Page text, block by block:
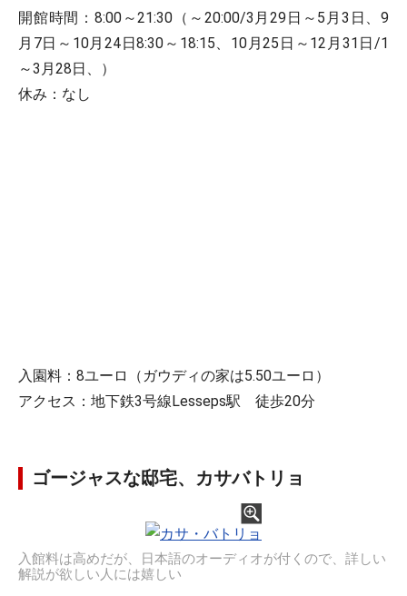
開館時間：8:00～21:30（～20:00/3月29日～5月3日、9
月7日～10月24日8:30～18:15、10月25日～12月31日/1
～3月28日、）
休み：なし
入園料：8ユーロ（ガウディの家は5.50ユーロ）
アクセス：地下鉄3号線Lesseps駅 徒歩20分
ゴージャスな邸宅、カサバトリョ
入館料は高めだが、日本語のオーディオが付くので、詳しい
解説が欲しい人には嬉しい